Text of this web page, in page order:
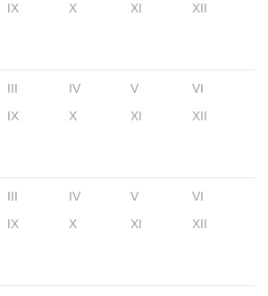
IX X XI XII
III IV V
VI
IX X XI XII
III IV V
VI
IX X XI XII